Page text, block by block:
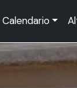
Calendario